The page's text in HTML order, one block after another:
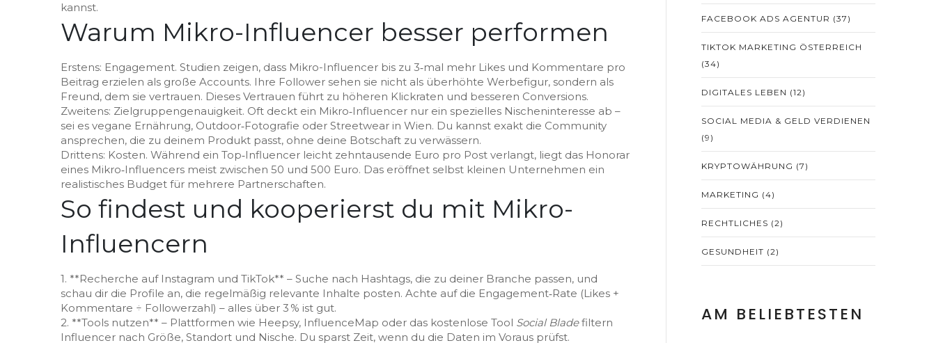
kannst.
Warum Mikro-Influencer besser performen
Erstens: Engagement. Studien zeigen, dass Mikro-Influencer bis zu 3‑mal mehr Likes und Kommentare pro
Beitrag erzielen als große Accounts. Ihre Follower sehen sie nicht als überhöhte Werbefigur, sondern als
Freund, dem sie vertrauen. Dieses Vertrauen führt zu höheren Klickraten und besseren Conversions.
Zweitens: Zielgruppengenauigkeit. Oft deckt ein Mikro‑Influencer nur ein spezielles Nischeninteresse ab –
sei es vegane Ernährung, Outdoor‑Fotografie oder Streetwear in Wien. Du kannst exakt die Community
ansprechen, die zu deinem Produkt passt, ohne deine Botschaft zu verwässern.
Drittens: Kosten. Während ein Top‑Influencer leicht zehntausende Euro pro Post verlangt, liegt das Honorar
eines Mikro‑Influencers meist zwischen 50 und 500 Euro. Das eröffnet selbst kleinen Unternehmen ein
realistisches Budget für mehrere Partnerschaften.
So findest und kooperierst du mit Mikro-
Influencern
1. **Recherche auf Instagram und TikTok** – Suche nach Hashtags, die zu deiner Branche passen, und
schau dir die Profile an, die regelmäßig relevante Inhalte posten. Achte auf die Engagement‑Rate (Likes +
Kommentare ÷ Followerzahl) – alles über 3 % ist gut.
2. **Tools nutzen** – Plattformen wie Heepsy, InfluenceMap oder das kostenlose Tool Social Bladefiltern
Influencer nach Größe, Standort und Nische. Du sparst Zeit, wenn du die Daten im Voraus prüfst.
FACEBOOK ADS AGENTUR (37)
TIKTOK MARKETING ÖSTERREICH
(34)
DIGITALES LEBEN (12)
SOCIAL MEDIA & GELD VERDIENEN
(9)
KRYPTOWÄHRUNG (7)
MARKETING (4)
RECHTLICHES (2)
GESUNDHEIT (2)
AM BELIEBTESTEN